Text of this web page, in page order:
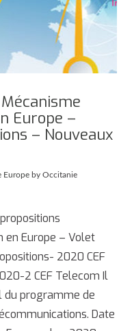
Europe –
– Nouveaux
Europe by Occitanie
en Europe – Volet
2020 CEF
2 CEF Telecom Il
du programme de
Date